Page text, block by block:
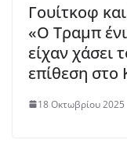
Γουίτκοφ
«Ο Τραμπ
είχαν χάσει
επίθεση στο
18 Οκτωβρίου 2025